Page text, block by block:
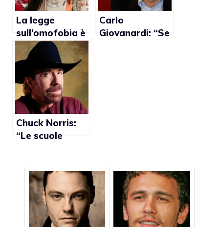
La legge
sull’omofobia è
morta
Carlo
Giovanardi: “Se
Chuck Norris:
“Le scuole